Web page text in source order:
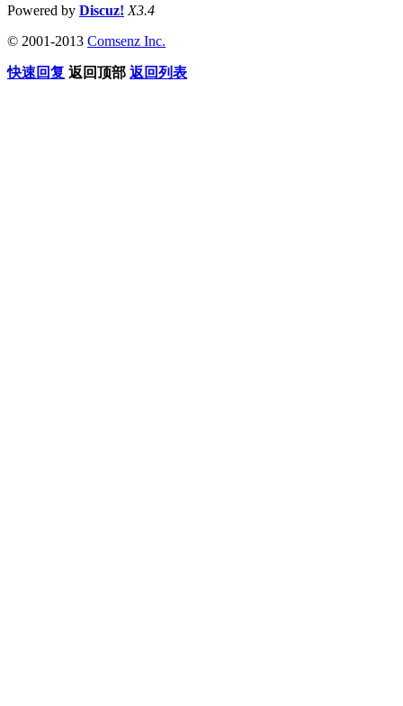
Powered by Discuz! X3.4
© 2001-2013 Comsenz Inc.
快速回复 返回顶部 返回列表